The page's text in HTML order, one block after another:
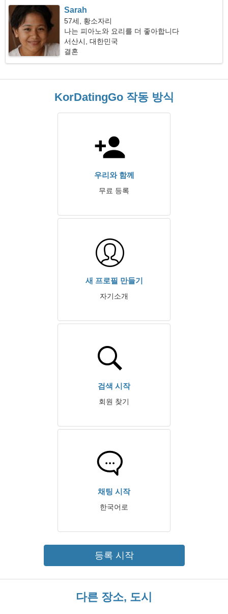
Sarah
57세, 황소자리
나는 피아노와 요리를 더 좋아합니다
서산시, 대한민국
결혼
KorDatingGo 작동 방식
우리와 함께
무료 등록
새 프로필 만들기
자기소개
검색 시작
회원 찾기
채팅 시작
한국어로
등록 시작
다른 장소, 도시